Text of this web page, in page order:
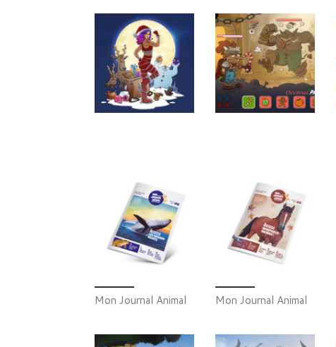
Mon Journal Animal Mon Journal Animal